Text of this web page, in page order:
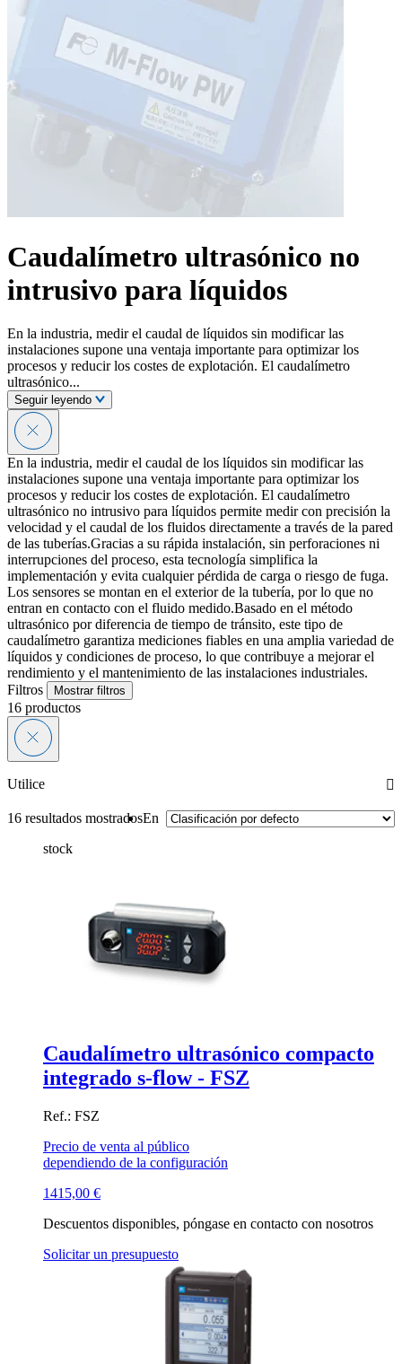
Caudalímetro ultrasónico no
intrusivo para líquidos
En la industria, medir el caudal de líquidos sin modificar las
instalaciones supone una ventaja importante para optimizar los
procesos y reducir los costes de explotación. El caudalímetro
ultrasónico...
Seguir leyendo
En la industria, medir el caudal de los líquidos sin modificar las
instalaciones supone una ventaja importante para optimizar los
procesos y reducir los costes de explotación. El caudalímetro
ultrasónico no intrusivo para líquidos permite medir con precisión la
velocidad y el caudal de los fluidos directamente a través de la pared
de las tuberías.Gracias a su rápida instalación, sin perforaciones ni
interrupciones del proceso, esta tecnología simplifica la
implementación y evita cualquier pérdida de carga o riesgo de fuga.
Los sensores se montan en el exterior de la tubería, por lo que no
entran en contacto con el fluido medido.Basado en el método
ultrasónico por diferencia de tiempo de tránsito, este tipo de
caudalímetro garantiza mediciones fiables en una amplia variedad de
líquidos y condiciones de proceso, lo que contribuye a mejorar el
rendimiento y el mantenimiento de las instalaciones industriales.
Filtros
Mostrar filtros
16 productos
Utilice
16 resultados mostradosEn
stock
Caudalímetro ultrasónico compacto
integrado s-flow - FSZ
Ref.: FSZ
Precio de venta al público
dependiendo de la configuración
1415,00 €
Descuentos disponibles, póngase en contacto con nosotros
Solicitar un presupuesto